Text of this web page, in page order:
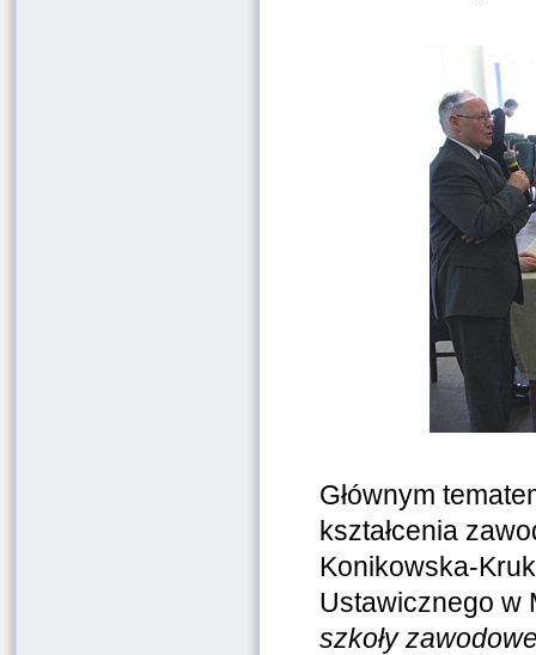
Głównym
kształcenia
Konikowska-
Ustawicznego w
szkoły